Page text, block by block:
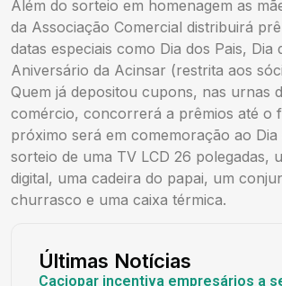
Além do sorteio em homenagem as
da Associação Comercial distribuirá
datas especiais como Dia dos Pais, Dia
Aniversário da Acinsar (restrita aos
Quem já depositou cupons, nas urnas
comércio, concorrerá a prêmios até o
próximo será em comemoração ao Dia
sorteio de uma TV LCD 26 polegadas,
digital, uma cadeira do papai, um
churrasco e uma caixa térmica.
Últimas Notícias
Caciopar incentiva empresários a